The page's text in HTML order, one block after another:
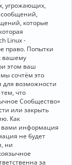
угрожающих,
сообщений,
которые
Linux -
право. Попытки
вашему
этом ваш
сочтём это
для возможности
что
Сообщество»
или закрыть
Как
вами информация
не будет
ни
за